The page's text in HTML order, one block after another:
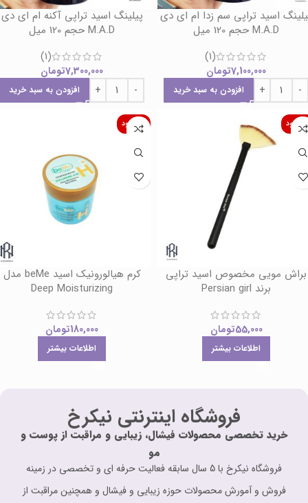
اسید تراپی سم زدا ام ای دی
M.A.D حجم 120 میل
(1)
7,100,000تومان
افزودن به سبد خرید
پیلینگ اسید تراپی آکنه ام ای دی
M.A.D حجم 120 میل
(1)
7,300,000تومان
افزودن به سبد خرید
براش مویی مخصوص اسید تراپی
برند Persian girl
55,000تومان
اطلاعات بیشتر
ناموجود
کرم هیالورونیک اسید beMe مدل
Deep Moisturizing
180,000تومان
اطلاعات بیشتر
فروشگاه اینترنتی نیکرخ
خرید تخصصی محصولات فیشال، زیبایی و مراقبت از پوست و
مو
فروشگاه نیکرخ با 5 سال سابقه فعالیت حرفه ای و تخصصی در زمینه
فروش و آمورش محصولات حوزه زیبایی و فیشال و همچنین مراقبت از